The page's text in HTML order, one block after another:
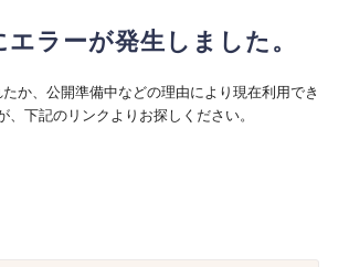
ラーが発生しました。
か、公開準備中などの理由により現在利用でき
下記のリンクよりお探しください。